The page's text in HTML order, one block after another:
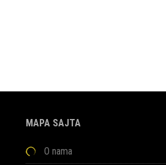
MAPA SAJTA
O nama